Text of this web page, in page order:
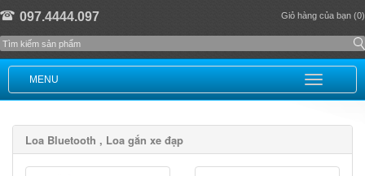
097.4444.097 Giỏ hàng của bạn (0)
MENU
Loa Bluetooth , Loa gắn xe đạp